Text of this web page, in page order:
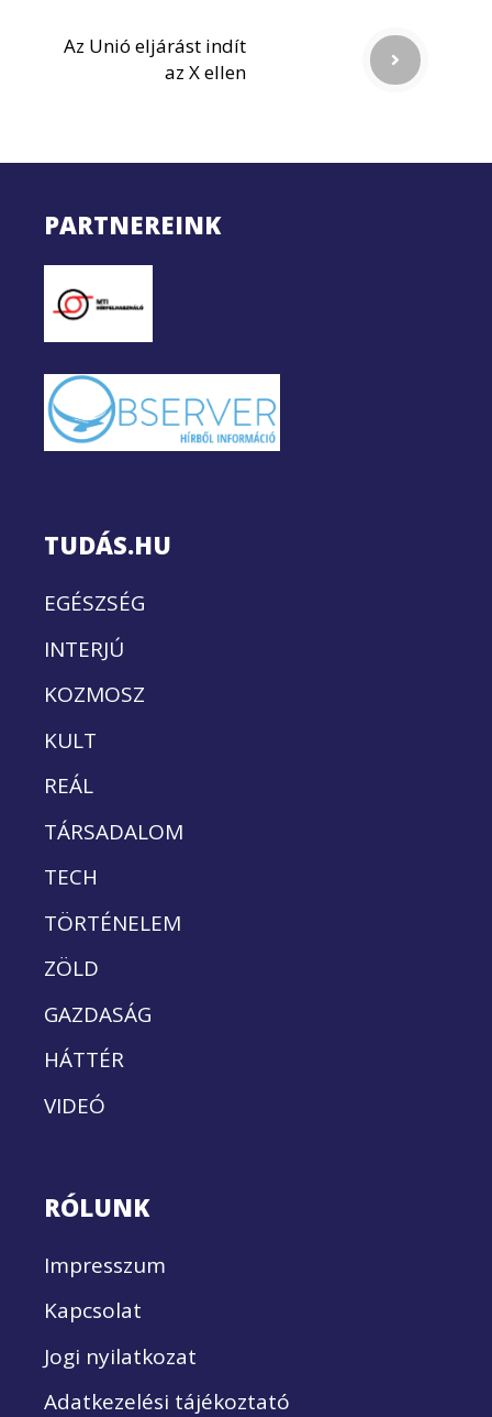
Az Unió eljárást indít
az X ellen
PARTNEREINK
TUDÁS.HU
EGÉSZSÉG
INTERJÚ
KOZMOSZ
KULT
REÁL
TÁRSADALOM
TECH
TÖRTÉNELEM
ZÖLD
GAZDASÁG
HÁTTÉR
VIDEÓ
RÓLUNK
Impresszum
Kapcsolat
Jogi nyilatkozat
Adatkezelési tájékoztató